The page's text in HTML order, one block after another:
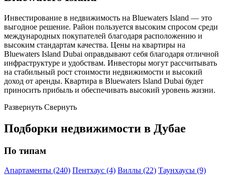
Инвестирование в недвижимость на Bluewaters Island — это
выгодное решение. Район пользуется высоким спросом среди
международных покупателей благодаря расположению и
высоким стандартам качества. Цены на квартиры на
Bluewaters Island Dubai оправдывают себя благодаря отличной
инфраструктуре и удобствам. Инвесторы могут рассчитывать
на стабильный рост стоимости недвижимости и высокий
доход от аренды. Квартира в Bluewaters Island Dubai будет
приносить прибыль и обеспечивать высокий уровень жизни.
Развернуть Свернуть
Подборки недвижимости в Дубае
По типам
Апартаменты (240) Пентхаус (4) Виллы (22) Таунхаусы (9)